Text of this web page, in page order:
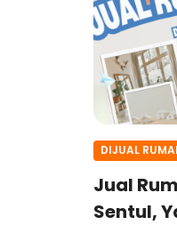
DIJUAL
Jual
Sentul,